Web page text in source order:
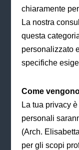
chiaramente
La nostra
questa
personalizzato
specifiche
Come
La tua privacy
personali
(Arch.
per gli scopi